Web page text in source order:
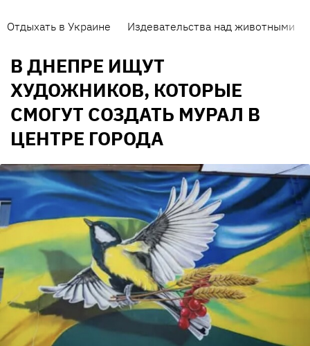
Отдыхать в Украине Издевательства над животными
В ДНЕПРЕ ИЩУТ
ХУДОЖНИКОВ, КОТОРЫЕ
СМОГУТ СОЗДАТЬ МУРАЛ В
ЦЕНТРЕ ГОРОДА